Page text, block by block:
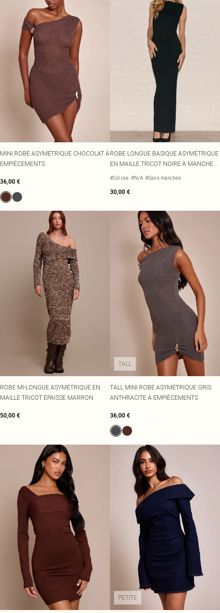
MINI ROBE ASYMÉTRIQUE CHOCOLAT À
EMPIÈCEMENTS
36,00 €
ROBE LONGUE BASIQUE ASYMÉTRIQUE
EN MAILLE TRICOT NOIRE À MANCHE
TORSADÉE
#Col ras #N/A #Sans manches
30,00 €
ROBE MI-LONGUE ASYMÉTRIQUE EN
MAILLE TRICOT ÉPAISSE MARRON
50,00 €
TALL
TALL MINI ROBE ASYMÉTRIQUE GRIS
ANTHRACITE À EMPIÈCEMENTS
36,00 €
PETITE